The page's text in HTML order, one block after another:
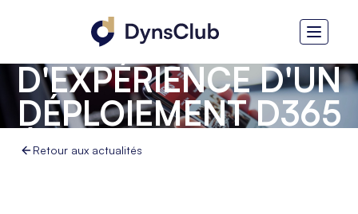
ENGAGE - RETOUR
D'EXPÉRIENCE D'UN
DÉPLOIEMENT D365
À L'INTERNATIONAL
Retour aux actualités